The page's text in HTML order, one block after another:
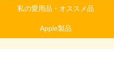
私の愛用品・オススメ品
Apple製品